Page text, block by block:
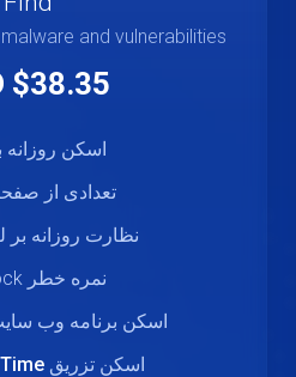
and vulnerabilities
$38.35 AUD
اسکن روزانه
تعدادی از
نظارت روزانه
نمره خطر SiteLock
اسکن برنامه وب
اسکن تزریق SQL -